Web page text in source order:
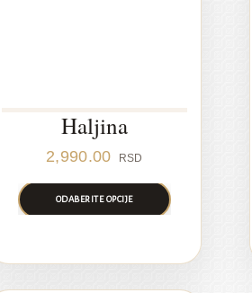
Haljina
2,990.00 RSD
ODABERITE OPCIJE